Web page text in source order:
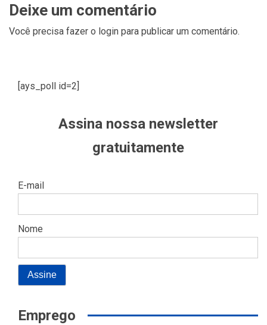
Deixe um comentário
Você precisa fazer o login para publicar um comentário.
[ays_poll id=2]
Assina nossa newsletter
gratuitamente
E-mail
Nome
Emprego